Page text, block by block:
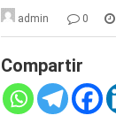
admin 0
Compartir